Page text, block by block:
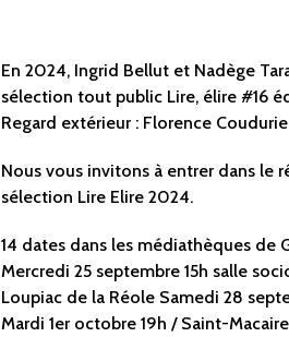
En 2024, Ingrid Bellut et Nadège
sélection tout public Lire, élire #16
Regard extérieur : Florence
Nous vous invitons à entrer dans le
sélection Lire Elire 2024.
14 dates dans les médiathèques de
Mercredi 25 septembre 15h salle
Loupiac de la Réole Samedi 28
Mardi 1er octobre 19h / Saint-